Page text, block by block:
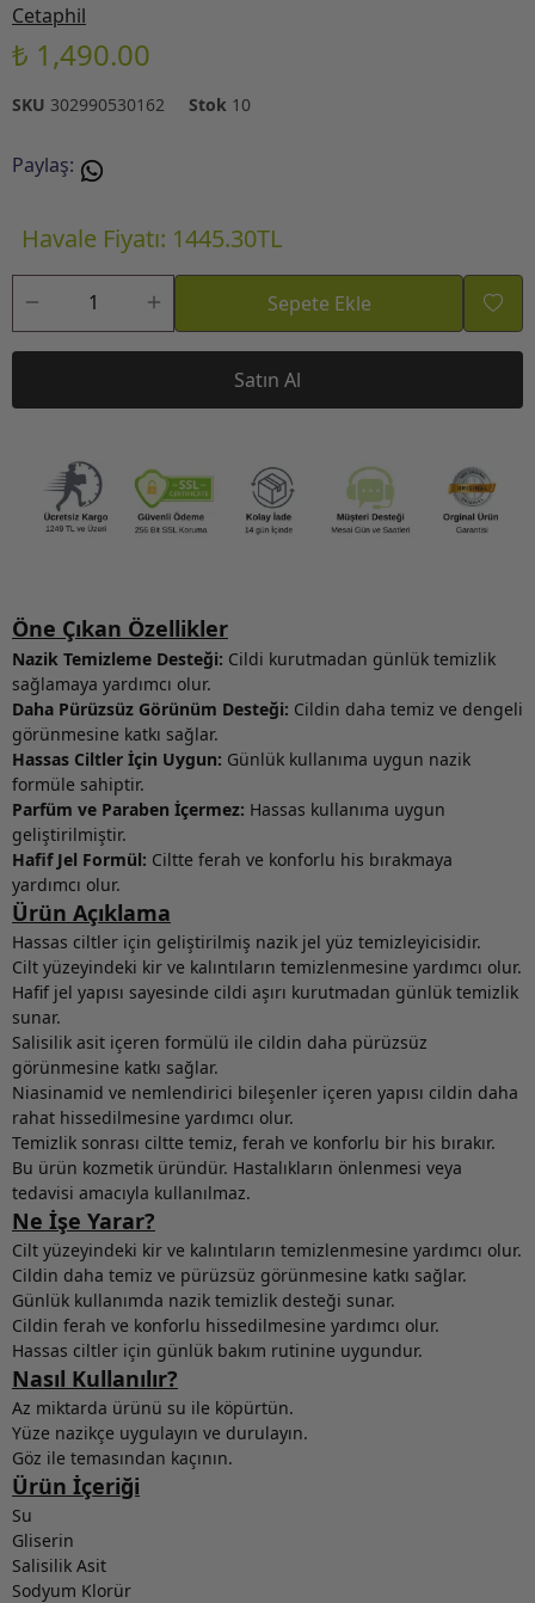
Cetaphil
₺ 1,490.00
SKU 302990530162 Stok 10
Paylaş:
Havale Fiyatı: 1445.30TL
Sepete Ekle
Satın Al
Öne Çıkan Özellikler
Nazik Temizleme Desteği: Cildi kurutmadan günlük temizlik
sağlamaya yardımcı olur.
Daha Pürüzsüz Görünüm Desteği: Cildin daha temiz ve dengeli
görünmesine katkı sağlar.
Hassas Ciltler İçin Uygun: Günlük kullanıma uygun nazik
formüle sahiptir.
Parfüm ve Paraben İçermez: Hassas kullanıma uygun
geliştirilmiştir.
Hafif Jel Formül: Ciltte ferah ve konforlu his bırakmaya
yardımcı olur.
Ürün Açıklama
Hassas ciltler için geliştirilmiş nazik jel yüz temizleyicisidir.
Cilt yüzeyindeki kir ve kalıntıların temizlenmesine yardımcı olur.
Hafif jel yapısı sayesinde cildi aşırı kurutmadan günlük temizlik
sunar.
Salisilik asit içeren formülü ile cildin daha pürüzsüz
görünmesine katkı sağlar.
Niasinamid ve nemlendirici bileşenler içeren yapısı cildin daha
rahat hissedilmesine yardımcı olur.
Temizlik sonrası ciltte temiz, ferah ve konforlu bir his bırakır.
Bu ürün kozmetik üründür. Hastalıkların önlenmesi veya
tedavisi amacıyla kullanılmaz.
Ne İşe Yarar?
Cilt yüzeyindeki kir ve kalıntıların temizlenmesine yardımcı olur.
Cildin daha temiz ve pürüzsüz görünmesine katkı sağlar.
Günlük kullanımda nazik temizlik desteği sunar.
Cildin ferah ve konforlu hissedilmesine yardımcı olur.
Hassas ciltler için günlük bakım rutinine uygundur.
Nasıl Kullanılır?
Az miktarda ürünü su ile köpürtün.
Yüze nazikçe uygulayın ve durulayın.
Göz ile temasından kaçının.
Ürün İçeriği
Su
Gliserin
Salisilik Asit
Sodyum Klorür